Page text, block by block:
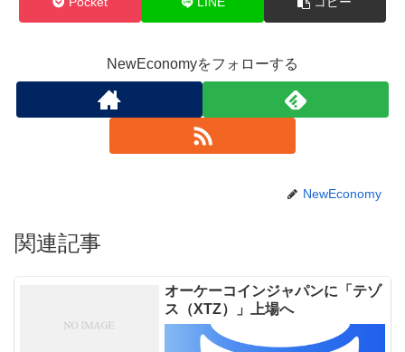
NewEconomyをフォローする
NewEconomy
関連記事
オーケーコインジャパンに「テゾ
ス（XTZ）」上場へ